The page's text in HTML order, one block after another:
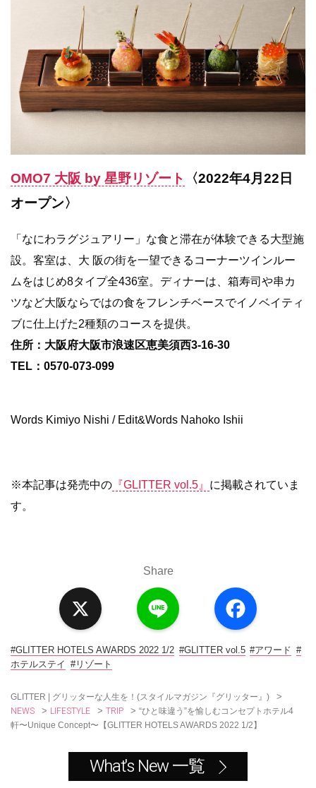
OMO7 大阪 by 星野リゾート
〈2022年4月22日
オープン〉
「なにわラグジュアリー」な食と滞在が体験できる大型施
設。客室は、大 阪の街を一望できるコーナーツインルー
ムをはじめ8タイプ全436室。ディナーは、箱寿司や串カ
ツなど大阪ならではの食をフレンチベースでイノベイティ
ブに仕上げた2種類のコースを提供。
住所：大阪府大阪市浪速区恵美須西3-16-30
TEL：0570-073-099
Words Kimiyo Nishi / Edit&Words Nahoko Ishii
※本記事は発売中の 『GLITTER vol.5』 に掲載されていま
す。
Share
a
c
o
#GLITTER HOTELS AWARDS 2022 1/2 #GLITTER vol.5 #アワード #
ホテルステイ #リゾート
GLITTER | グリッターな人生を！(スタイルマガジン『グリッター』) >
NEWS > LIFESTYLE > TRIP > “ひと味違う”を愉しむコンセプトホテル4
軒〜Unique Concept〜【GLITTER HOTELS AWARDS 2022 1/2】
What's New 一覧